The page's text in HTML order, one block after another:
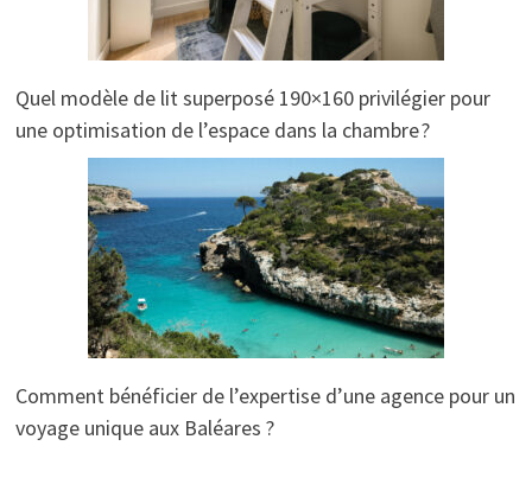
Quel modèle de lit superposé 190×160 privilégier pour
une optimisation de l’espace dans la chambre ?
Comment bénéficier de l’expertise d’une agence pour un
voyage unique aux Baléares ?